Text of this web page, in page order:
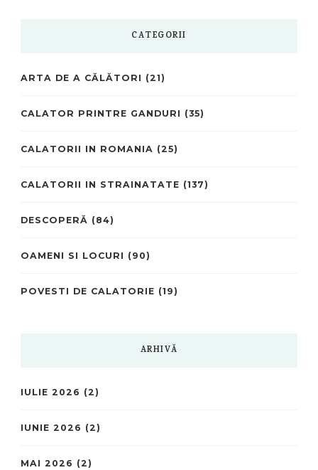
CATEGORII
ARTA DE A CĂLĂTORI (21)
CALATOR PRINTRE GANDURI (35)
CALATORII IN ROMANIA (25)
CALATORII IN STRAINATATE (137)
DESCOPERĂ (84)
OAMENI SI LOCURI (90)
POVESTI DE CALATORIE (19)
ARHIVĂ
IULIE 2026 (2)
IUNIE 2026 (2)
MAI 2026 (2)